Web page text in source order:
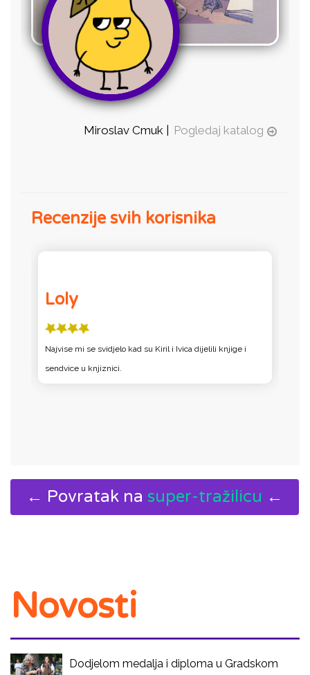
Miroslav Cmuk | Pogledaj katalog
Recenzije svih korisnika
Loly
Najvise mi se svidjelo kad su Kiril i Ivica dijelili knjige i
sendvice u knjiznici.
← Povratak na super-tražilicu ←
Novosti
Dodjelom medalja i diploma u Gradskom